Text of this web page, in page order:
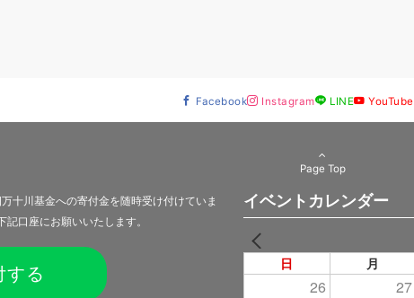
Facebook Instagram LINE YouTube
Page Top
十川基金への寄付金を随時受け付けていま
口座にお願いいたします。
する
イベントカレンダー
日 月
26 27